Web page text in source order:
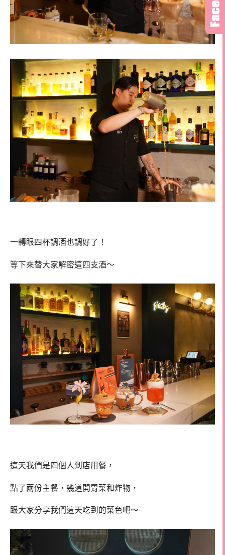
一轉眼四杯調酒也調好了！
等下來替大家解密這四支酒～
這天我們是四個人到店用餐，
點了兩份主餐，幾道開胃菜和炸物，
跟大家分享我們這天吃到的菜色吧～